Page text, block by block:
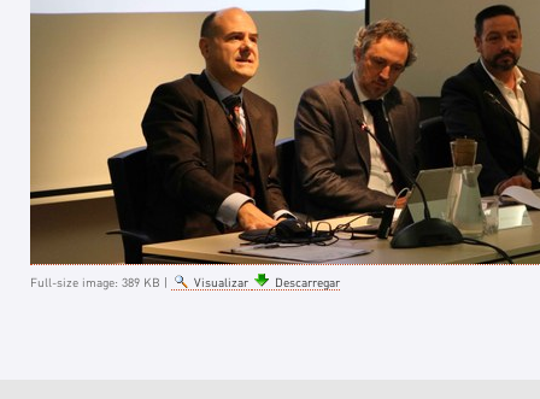
Full-size image: 389 KB | Visualizar Descarregar